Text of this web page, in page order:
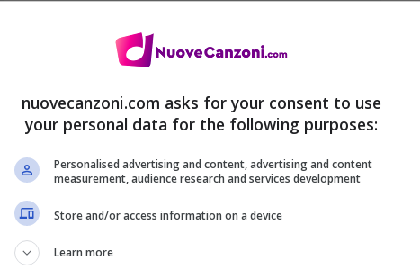
nuovecanzoni.com asks for your consent to use
your personal data for the following purposes:
Personalised advertising and content, advertising and content
measurement, audience research and services development
Store and/or access information on a device
Learn more